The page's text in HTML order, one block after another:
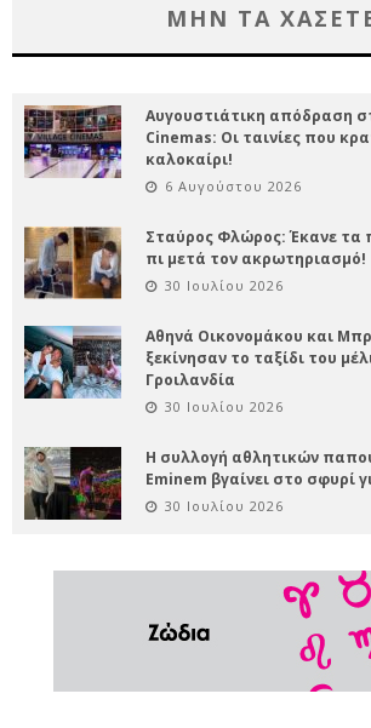
ΜΗΝ ΤΑ
Αυγουστιάτικη απόδραση
Cinemas: Οι ταινίες που
καλοκαίρι!
6 Αυγούστου 2026
Σταύρος Φλώρος: Έκανε τα
πι μετά τον ακρωτηριασμό!
30 Ιουλίου 2026
Αθηνά Οικονομάκου και
ξεκίνησαν το ταξίδι του
Γροιλανδία
30 Ιουλίου 2026
Η συλλογή αθλητικών
Eminem βγαίνει στο σφυρί
30 Ιουλίου 2026